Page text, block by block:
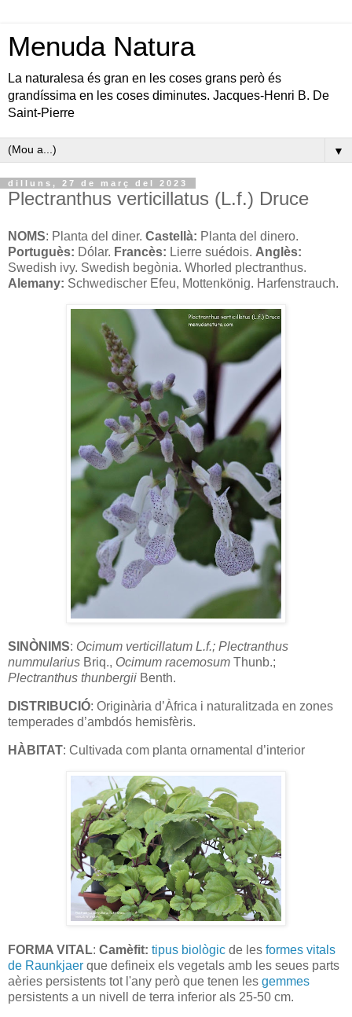
Menuda Natura
La naturalesa és gran en les coses grans però és
grandíssima en les coses diminutes. Jacques-Henri B. De
Saint-Pierre
▼
dilluns, 27 de març del 2023
Plectranthus verticillatus (L.f.) Druce
NOMS: Planta del diner. Castellà: Planta del dinero.
Portuguès: Dólar. Francès: Lierre suédois. Anglès:
Swedish ivy. Swedish begònia. Whorled plectranthus.
Alemany: Schwedischer Efeu, Mottenkönig. Harfenstrauch.
SINÒNIMS: Ocimum verticillatum L.f.; Plectranthus
nummularius Briq., Ocimum racemosum Thunb.;
Plectranthus thunbergii Benth.
DISTRIBUCIÓ: Originària d’Àfrica i naturalitzada en zones
temperades d’ambdós hemisfèris.
HÀBITAT: Cultivada com planta ornamental d’interior
FORMA VITAL: Camèfit: tipus biològic de les formes vitals
de Raunkjaer que defineix els vegetals amb les seues parts
aèries persistents tot l'any però que tenen les gemmes
persistents a un nivell de terra inferior als 25-50 cm.